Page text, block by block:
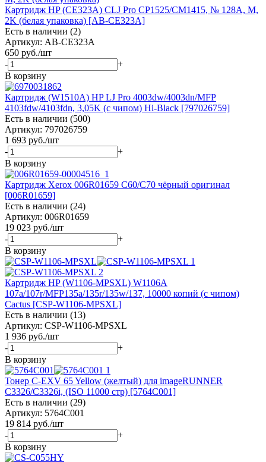
Картридж HP (CE323A) CLJ Pro CP1525/CM1415, № 128A, M,
2K (белая упаковка) [AB-CE323A]
Есть в наличии (2)
Артикул: AB-CE323A
650 руб./шт
-
+
В корзину
Картридж (W1510A) HP LJ Pro 4003dw/4003dn/MFP
4103fdw/4103fdn, 3,05K (с чипом) Hi-Black [797026759]
Есть в наличии (500)
Артикул: 797026759
1 693 руб./шт
-
+
В корзину
Картридж Xerox 006R01659 C60/C70 чёрный оригинал
[006R01659]
Есть в наличии (24)
Артикул: 006R01659
19 023 руб./шт
-
+
В корзину
Картридж HP (W1106-MPSXL) W1106A
107a/107r/MFP135a/135r/135w/137, 10000 копий (с чипом)
Cactus [CSP-W1106-MPSXL]
Есть в наличии (13)
Артикул: CSP-W1106-MPSXL
1 936 руб./шт
-
+
В корзину
Тонер C-EXV 65 Yellow (желтый) для imageRUNNER
C3326/C3326i, (ISO 11000 стр) [5764C001]
Есть в наличии (29)
Артикул: 5764C001
19 814 руб./шт
-
+
В корзину